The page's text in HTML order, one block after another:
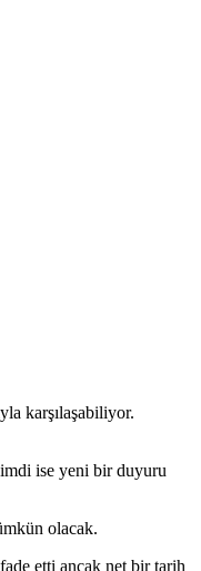
karşılaşabiliyor.
ise yeni bir duyuru
olacak.
etti ancak net bir tarih